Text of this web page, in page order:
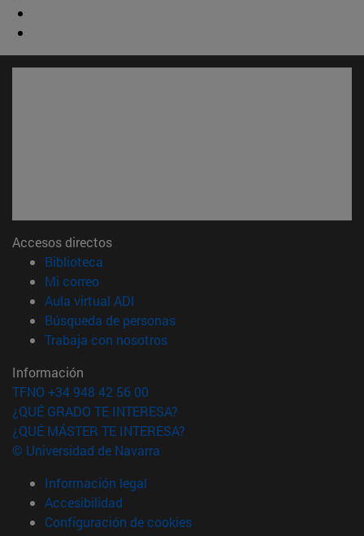
Accesos directos
Biblioteca
Mi correo(abre en nueva ventana)
Aula virtual ADI
Búsqueda de personas(abre en nueva ventana)
Trabaja con nosotros(abre en nueva ventana)
Información
TFNO +34 948 42 56 00
¿QUÉ GRADO TE INTERESA?
¿QUÉ MÁSTER TE INTERESA?
© Universidad de Navarra
Información legal
Accesibilidad
Configuración de cookies